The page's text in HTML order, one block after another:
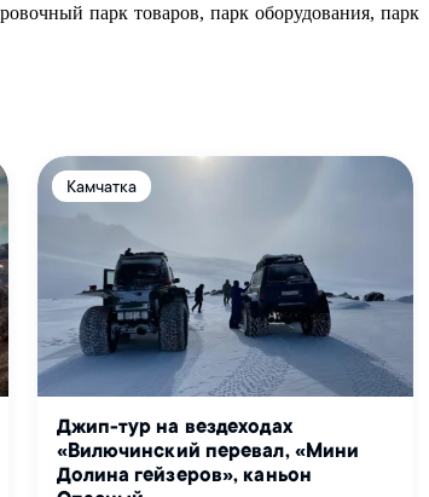
парк товаров, парк оборудования, парк